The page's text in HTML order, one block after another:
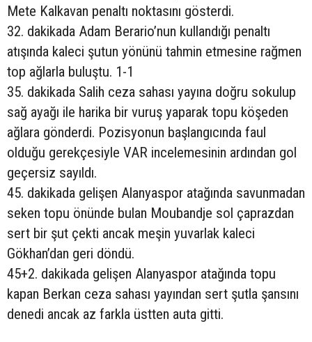
Mete Kalkavan penaltı noktasını gösterdi.
32. dakikada Adam Berario’nun kullandığı penaltı
atışında kaleci şutun yönünü tahmin etmesine rağmen
top ağlarla buluştu. 1-1
35. dakikada Salih ceza sahası yayına doğru sokulup
sağ ayağı ile harika bir vuruş yaparak topu köşeden
ağlara gönderdi. Pozisyonun başlangıcında faul
olduğu gerekçesiyle VAR incelemesinin ardından gol
geçersiz sayıldı.
45. dakikada gelişen Alanyaspor atağında savunmadan
seken topu önünde bulan Moubandje sol çaprazdan
sert bir şut çekti ancak meşin yuvarlak kaleci
Gökhan’dan geri döndü.
45+2. dakikada gelişen Alanyaspor atağında topu
kapan Berkan ceza sahası yayından sert şutla şansını
denedi ancak az farkla üstten auta gitti.